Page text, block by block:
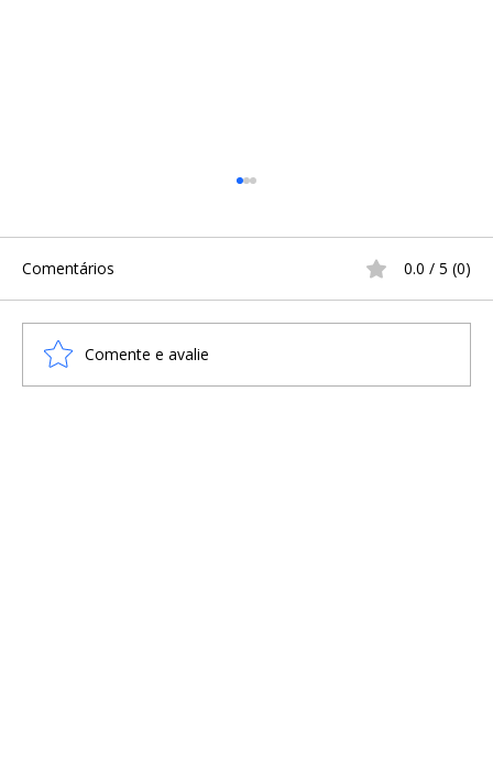
Comentários 0.0 / 5 (0)
Comente e avalie